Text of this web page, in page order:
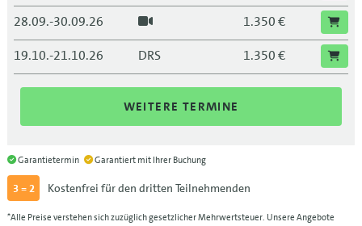
28.09.-30.09.26
1.350 €
19.10.-21.10.26
DRS
1.350 €
19.10.-21.10.26
1.350 €
09.11.-11.11.26
BLN
1.350 €
09.11.-11.11.26
30.11.-02.12.26
LEI
1.350 €
WEITERE TERMINE
Garantietermin Garantiert mit Ihrer Buchung
3 = 2 Kostenfrei für den dritten Teilnehmenden
*Alle Preise verstehen sich zuzüglich gesetzlicher Mehrwertsteuer. Unsere Angebote